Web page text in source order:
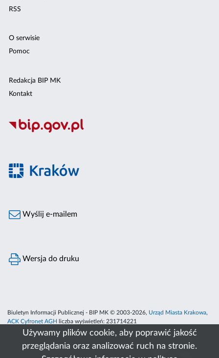
Używamy plików cookie, aby poprawić jakość
przeglądania oraz analizować ruch na stronie.
RSS
O serwisie
Pomoc
Redakcja BIP MK
Kontakt
Wyślij e-mailem
Wersja do druku
Biuletyn Informacji Publicznej - BIP MK © 2003-2026, Urząd Miasta Krakowa,
ACK Cyfronet AGH
liczba wyświetleń: 231714221